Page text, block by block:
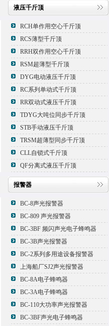
液压千斤顶
RCH单作用空心千斤顶
RCS薄型千斤顶
RRH双作用空心千斤顶
RSM超薄型千斤顶
DYG电动液压千斤顶
RC系列单动式千斤顶
RR双动式液压千斤顶
TDYG大吨位同步千斤顶
STB手动液压千斤顶
TRSM超薄型同步千斤顶
CLL自锁式千斤顶
QF分离式液压千斤顶
报警器
BC-8声光报警器
BC-809 声光报警器
BC-3BF 频闪声光电子蜂鸣器
BC-3B声光报警器
BC-2系列多用途设备报警器
上海船厂SJ2声光报警器
BC-8A电子蜂鸣器
BC-3A电子蜂鸣器
BC-110大功率声光报警器
BC-3BF声光电子蜂鸣器